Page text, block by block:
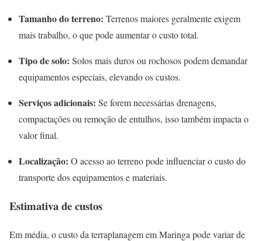
Tamanho do terreno: Terrenos maiores geralmente exigem
mais trabalho, o que pode aumentar o custo total.
Tipo de solo: Solos mais duros ou rochosos podem demandar
equipamentos especiais, elevando os custos.
Serviços adicionais: Se forem necessárias drenagens,
compactações ou remoção de entulhos, isso também impacta o
valor final.
Localização: O acesso ao terreno pode influenciar o custo do
transporte dos equipamentos e materiais.
Estimativa de custos
Em média, o custo da terraplanagem em Maringa pode variar de